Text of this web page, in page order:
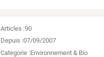
Articles :90
Depuis :07/09/2007
Categorie :Environnement & Bio